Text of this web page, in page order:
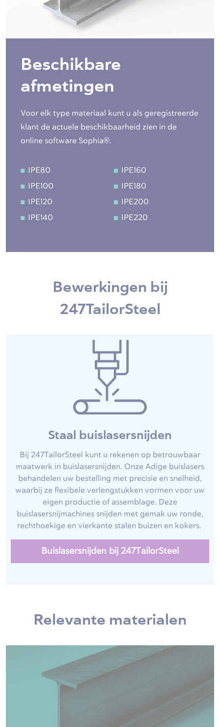
Beschikbare
afmetingen
Voor elk type materiaal kunt u als geregistreerde
klant de actuele beschikbaarheid zien in de
online software Sophia®.
IPE80
IPE100
IPE120
IPE140
IPE160
IPE180
IPE200
IPE220
Bewerkingen bij
247TailorSteel
Staal buislasersnijden
Bij 247TailorSteel kunt u rekenen op betrouwbaar
maatwerk in buislasersnijden. Onze Adige buislasers
behandelen uw bestelling met precisie en snelheid,
waarbij ze flexibele verlengstukken vormen voor uw
eigen productie of assemblage. Deze
buislasersnijmachines snijden met gemak uw ronde,
rechthoekige en vierkante stalen buizen en kokers.
Buislasersnijden bij 247TailorSteel
Relevante materialen